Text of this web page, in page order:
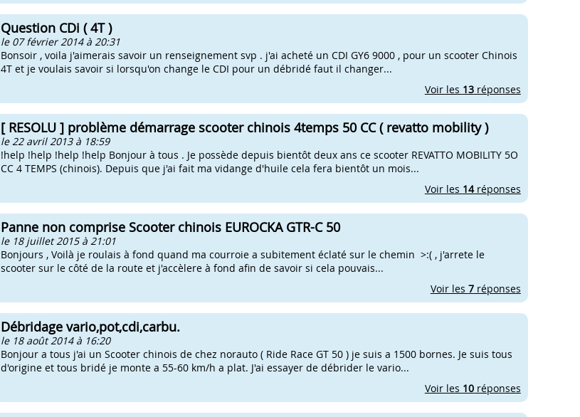
Question CDi ( 4T )
le 07 février 2014 à 20:31
Bonsoir , voila j'aimerais savoir un renseignement svp . j'ai acheté un CDI GY6 9000 , pour un scooter Chinois
4T et je voulais savoir si lorsqu'on change le CDI pour un débridé faut il changer...
Voir les 13réponses
[ RESOLU ] problème démarrage scooter chinois 4temps 50 CC ( revatto mobility )
le 22 avril 2013 à 18:59
!help !help !help !help Bonjour à tous . Je possède depuis bientôt deux ans ce scooter REVATTO MOBILITY 5O
CC 4 TEMPS (chinois). Depuis que j'ai fait ma vidange d'huile cela fera bientôt un mois...
Voir les 14réponses
Panne non comprise Scooter chinois EUROCKA GTR-C 50
le 18 juillet 2015 à 21:01
Bonjours , Voilà je roulais à fond quand ma courroie a subitement éclaté sur le chemin >:( , j'arrete le
scooter sur le côté de la route et j'accèlere à fond afin de savoir si cela pouvais...
Voir les 7réponses
Débridage vario,pot,cdi,carbu.
le 18 août 2014 à 16:20
Bonjour a tous j'ai un Scooter chinois de chez norauto ( Ride Race GT 50 ) je suis a 1500 bornes. Je suis tous
d'origine et tous bridé je monte a 55-60 km/h a plat. J'ai essayer de débrider le vario...
Voir les 10réponses